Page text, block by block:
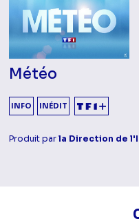
Météo
INFO INÉDIT
Produit parla Direction de